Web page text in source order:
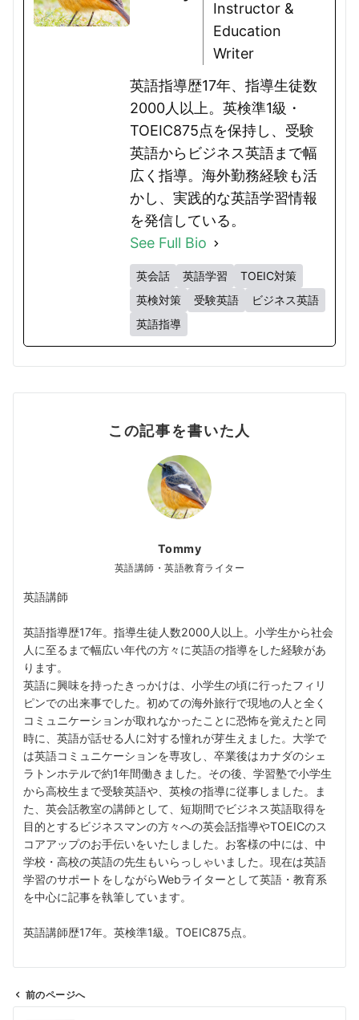
Instructor &
Education
Writer
英語指導歴17年、指導生徒数
2000人以上。英検準1級・
TOEIC875点を保持し、受験
英語からビジネス英語まで幅
広く指導。海外勤務経験も活
かし、実践的な英語学習情報
を発信している。
See Full Bio
英会話 英語学習
TOEIC対策
英検対策
受験英語
ビジネス英語
英語指導
この記事を書いた人
Tommy
英語講師・英語教育ライター
英語講師
英語指導歴17年。指導生徒人数2000人以上。小学生から社会
人に至るまで幅広い年代の方々に英語の指導をした経験があ
ります。
英語に興味を持ったきっかけは、小学生の頃に行ったフィリ
ピンでの出来事でした。初めての海外旅行で現地の人と全く
コミュニケーションが取れなかったことに恐怖を覚えたと同
時に、英語が話せる人に対する憧れが芽生えました。大学で
は英語コミュニケーションを専攻し、卒業後はカナダのシェ
ラトンホテルで約1年間働きました。その後、学習塾で小学生
から高校生まで受験英語や、英検の指導に従事しました。ま
た、英会話教室の講師として、短期間でビジネス英語取得を
目的とするビジネスマンの方々への英会話指導やTOEICのス
コアアップのお手伝いをいたしました。お客様の中には、中
学校・高校の英語の先生もいらっしゃいました。現在は英語
学習のサポートをしながらWebライターとして英語・教育系
を中心に記事を執筆しています。
英語講師歴17年。英検準1級。TOEIC875点。
前のページへ